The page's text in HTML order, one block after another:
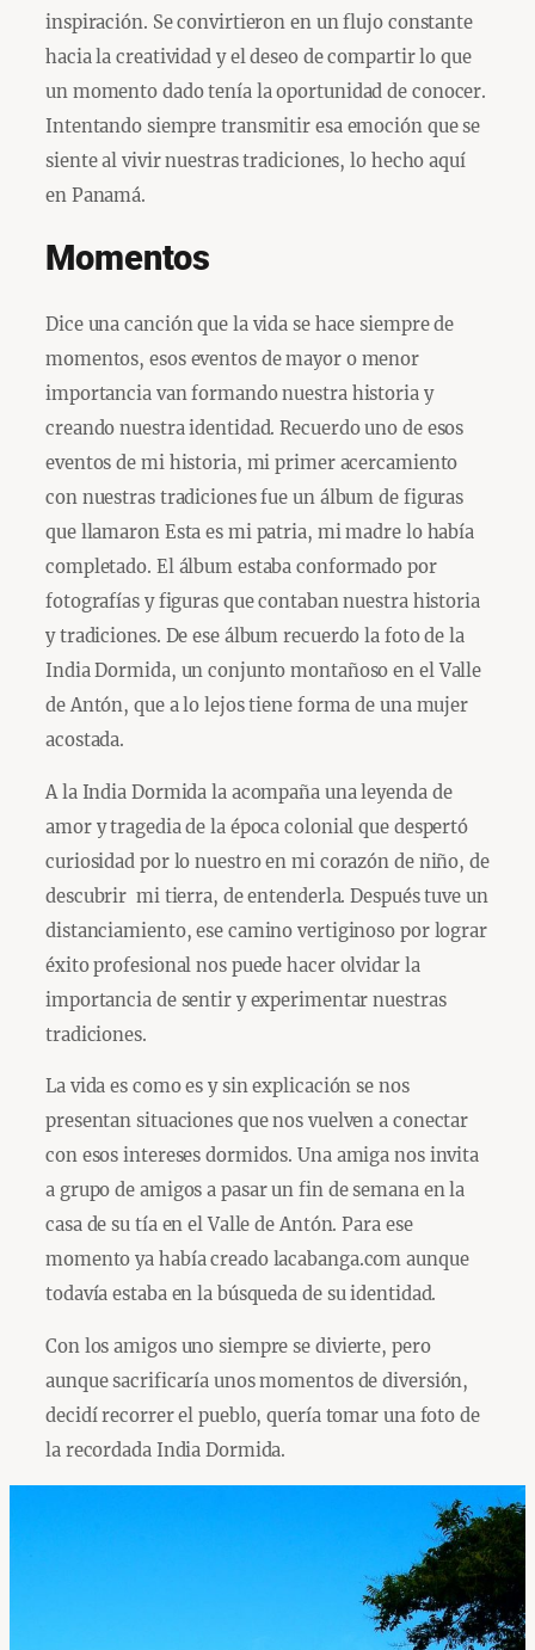
inspiración. Se convirtieron en un flujo constante
hacia la creatividad y el deseo de compartir lo que
un momento dado tenía la oportunidad de conocer.
Intentando siempre transmitir esa emoción que se
siente al vivir nuestras tradiciones, lo hecho aquí
en Panamá.
Momentos
Dice una canción que la vida se hace siempre de
momentos, esos eventos de mayor o menor
importancia van formando nuestra historia y
creando nuestra identidad. Recuerdo uno de esos
eventos de mi historia, mi primer acercamiento
con nuestras tradiciones fue un álbum de figuras
que llamaron Esta es mi patria, mi madre lo había
completado. El álbum estaba conformado por
fotografías y figuras que contaban nuestra historia
y tradiciones. De ese álbum recuerdo la foto de la
India Dormida, un conjunto montañoso en el Valle
de Antón, que a lo lejos tiene forma de una mujer
acostada.
A la India Dormida la acompaña una leyenda de
amor y tragedia de la época colonial que despertó
curiosidad por lo nuestro en mi corazón de niño, de
descubrir mi tierra, de entenderla. Después tuve un
distanciamiento, ese camino vertiginoso por lograr
éxito profesional nos puede hacer olvidar la
importancia de sentir y experimentar nuestras
tradiciones.
La vida es como es y sin explicación se nos
presentan situaciones que nos vuelven a conectar
con esos intereses dormidos. Una amiga nos invita
a grupo de amigos a pasar un fin de semana en la
casa de su tía en el Valle de Antón. Para ese
momento ya había creado lacabanga.com aunque
todavía estaba en la búsqueda de su identidad.
Con los amigos uno siempre se divierte, pero
aunque sacrificaría unos momentos de diversión,
decidí recorrer el pueblo, quería tomar una foto de
la recordada India Dormida.